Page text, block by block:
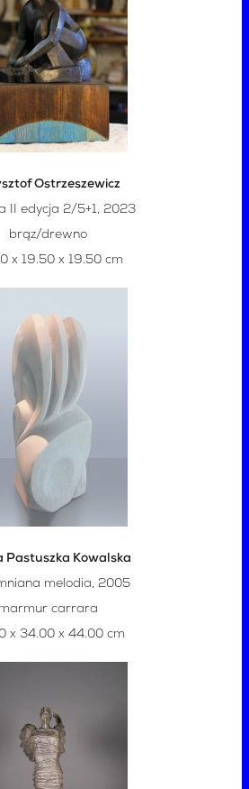
Ostrzeszewicz
II edycja 2/5+1, 2023
brąz/drewno
x 19.50 x 19.50 cm
Pastuszka Kowalska
melodia, 2005
marmur carrara
x 34.00 x 44.00 cm